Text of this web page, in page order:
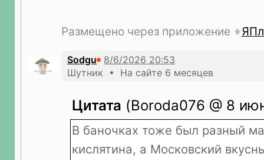
Размещено через приложение
Sodgu
Шутник • На сайте 6 месяцев
Цитата (Boroda076 @ 8
В баночках тоже был разный
кислятина, а Московский